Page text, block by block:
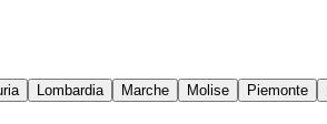
Lombardia Marche Molise Piemonte